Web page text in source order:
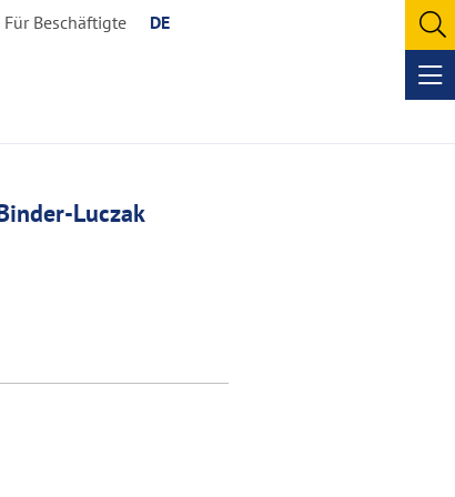
Für Beschäftigte DE
Luczak